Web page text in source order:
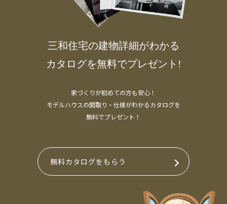
三和住宅の建物詳細がわかる
カタログを無料でプレゼント!
家づくりが初めての方も安心！
モデルハウスの間取り・仕様がわかるカタログを
無料でプレゼント！
無料カタログをもらう